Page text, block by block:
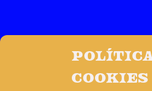
Política
cookies